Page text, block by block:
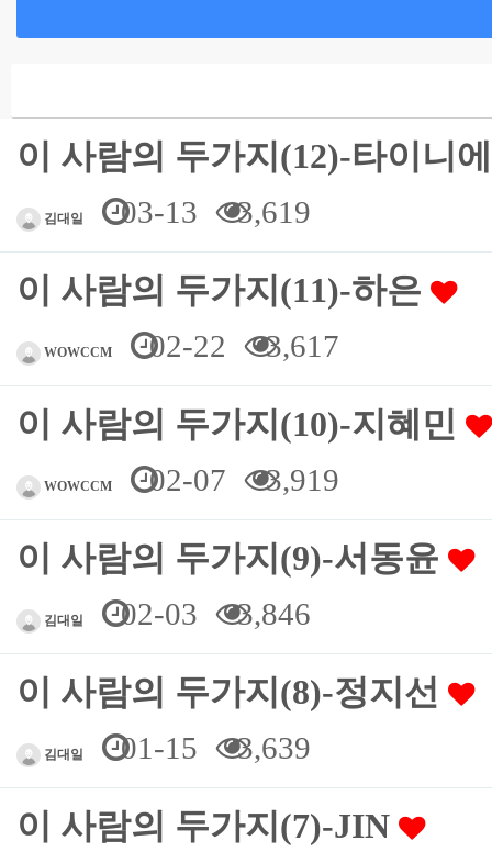
이 사람의 두가지(12)-타이니
김대일 03-13 3,619
이 사람의 두가지(11)-하은
WOWCCM 02-22 3,617
이 사람의 두가지(10)-지혜민
WOWCCM 02-07 3,919
이 사람의 두가지(9)-서동윤
김대일 02-03 3,846
이 사람의 두가지(8)-정지선
김대일 01-15 3,639
이 사람의 두가지(7)-JIN